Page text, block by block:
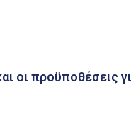
οι προϋποθέσεις